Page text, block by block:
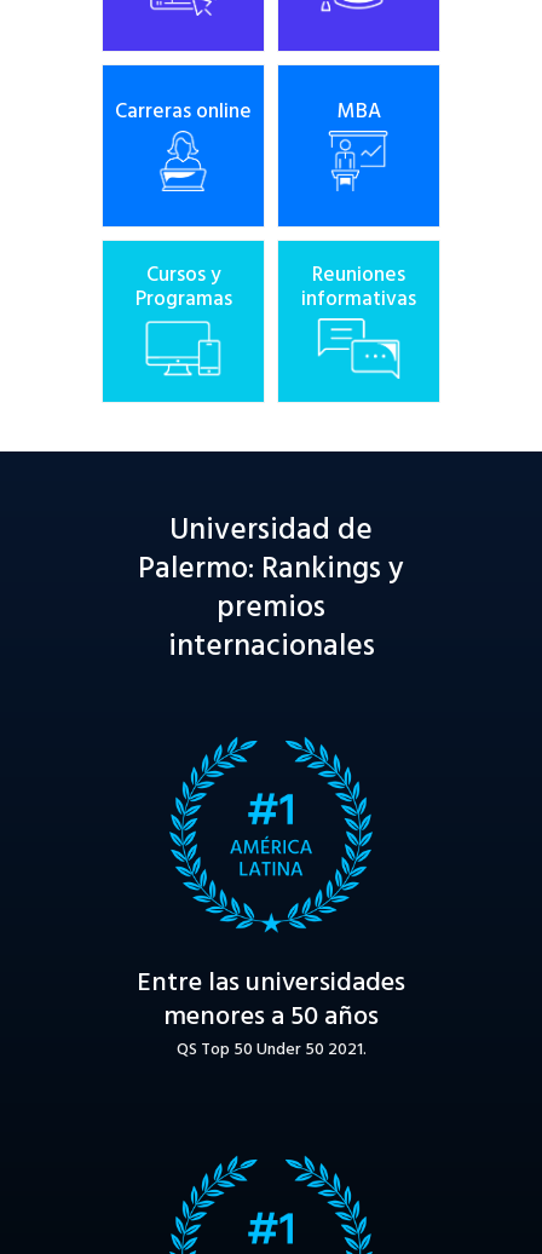
Carreras online MBA
Cursos y
Programas
Reuniones
informativas
Universidad de
Palermo: Rankings y
premios
internacionales
Entre las universidades
menores a 50 años
QS Top 50 Under 50 2021.